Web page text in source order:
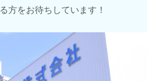
方をお待ちしています！